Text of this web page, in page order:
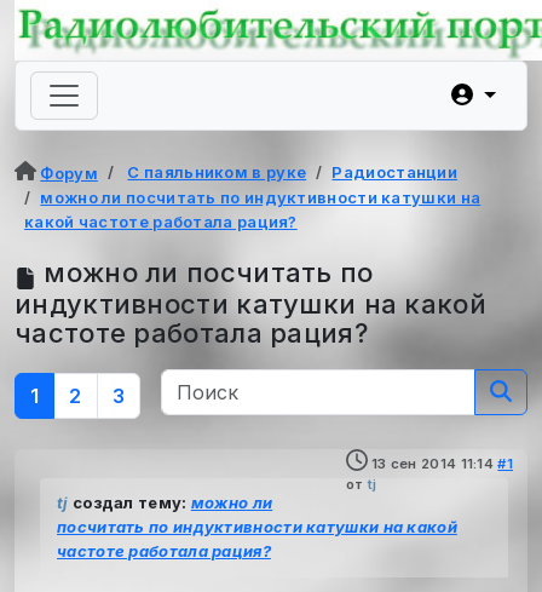
Форум С паяльником в руке
Радиостанции
можно ли посчитать по индуктивности катушки на
какой частоте работала рация?
можно ли посчитать по
индуктивности катушки на какой
частоте работала рация?
1 2 3
13 сен 2014 11:14 #1
отtj
tj создал тему: можно ли
посчитать по индуктивности катушки на какой
частоте работала рация?